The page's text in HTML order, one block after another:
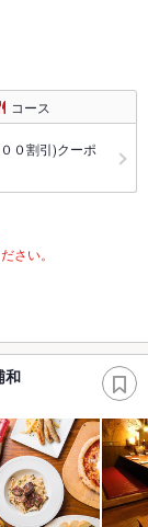
コース
０割引)クーポ
さい。
和